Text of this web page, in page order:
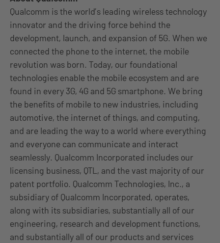
Qualcomm is the world’s leading wireless technology
innovator and the driving force behind the
development, launch, and expansion of 5G. When we
connected the phone to the internet, the mobile
revolution was born. Today, our foundational
technologies enable the mobile ecosystem and are
found in every 3G, 4G and 5G smartphone. We bring
the benefits of mobile to new industries, including
automotive, the internet of things, and computing,
and are leading the way to a world where everything
and everyone can communicate and interact
seamlessly. Qualcomm Incorporated includes our
licensing business, QTL, and the vast majority of our
patent portfolio. Qualcomm Technologies, Inc., a
subsidiary of Qualcomm Incorporated, operates,
along with its subsidiaries, substantially all of our
engineering, research and development functions,
and substantially all of our products and services